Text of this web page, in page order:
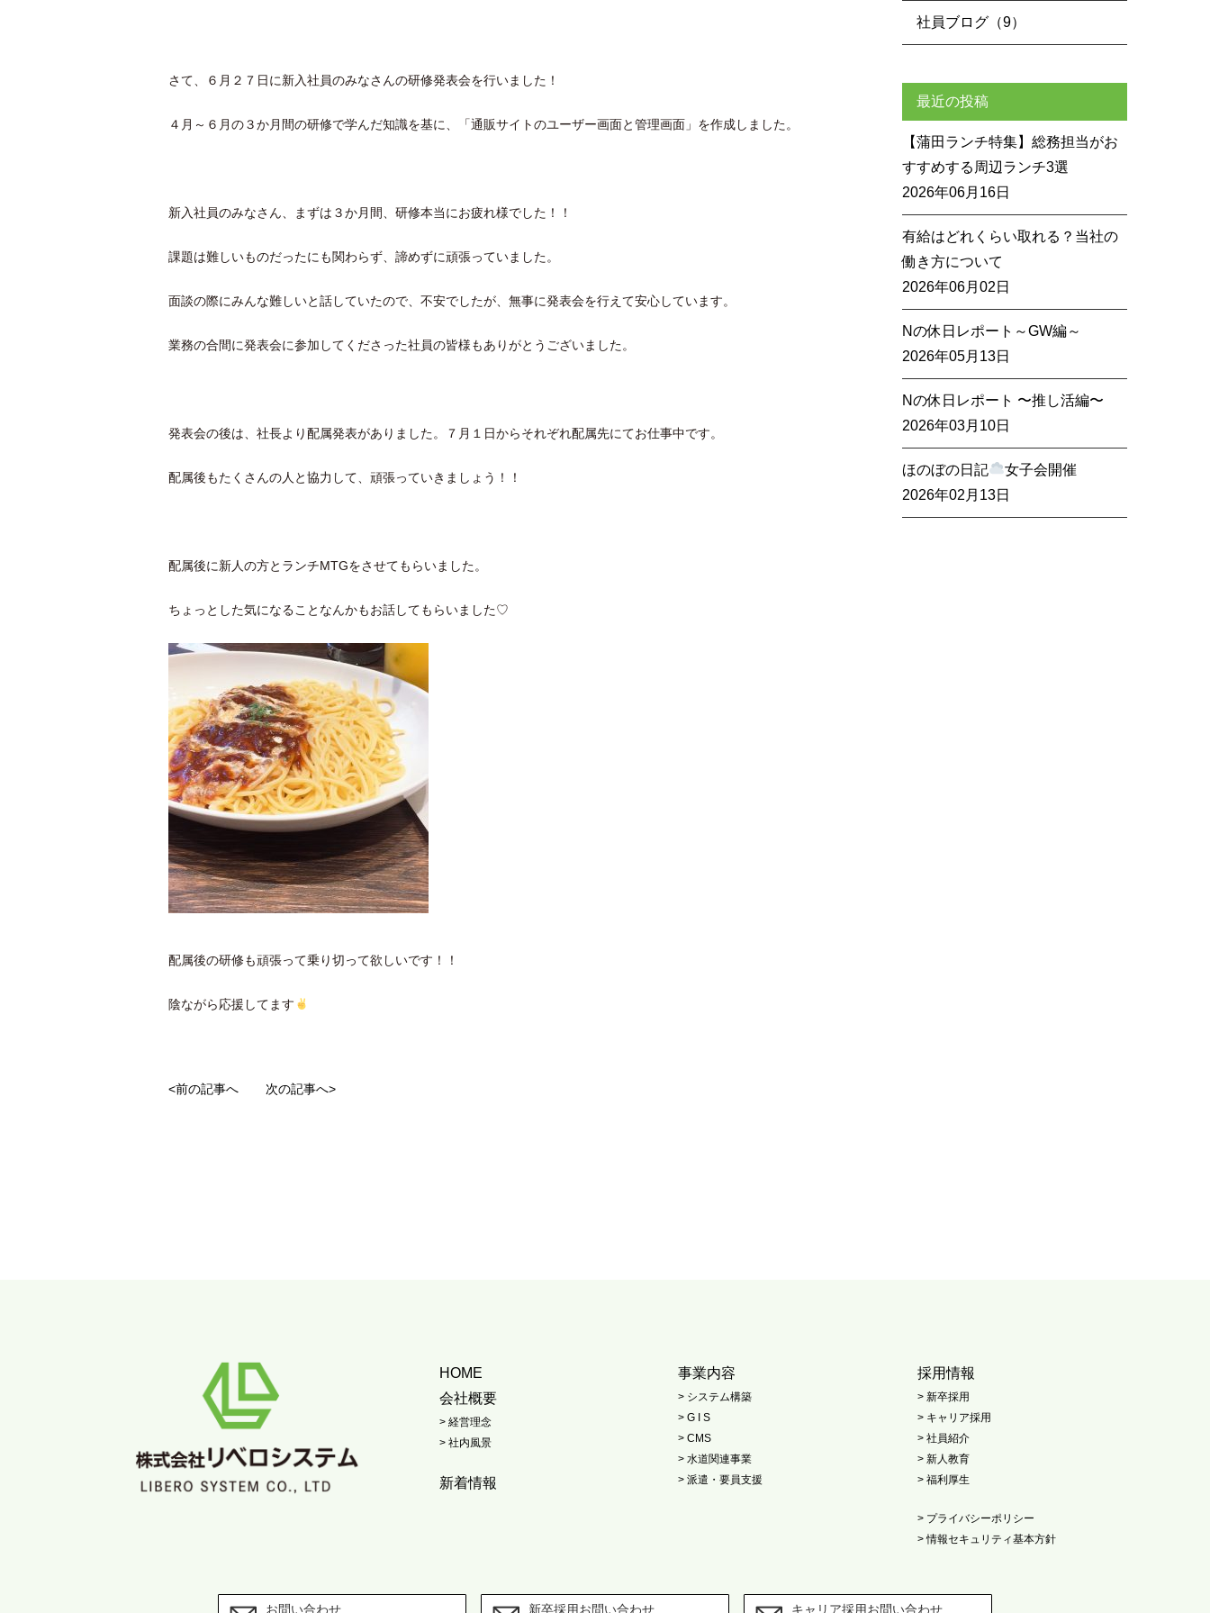
さて、６月２７日に新入社員のみなさんの研修発表会を行いました！
４月～６月の３か月間の研修で学んだ知識を基に、「通販サイトのユーザー画面と管理画面」を作成しました。
新入社員のみなさん、まずは３か月間、研修本当にお疲れ様でした！！
課題は難しいものだったにも関わらず、諦めずに頑張っていました。
面談の際にみんな難しいと話していたので、不安でしたが、無事に発表会を行えて安心しています。
業務の合間に発表会に参加してくださった社員の皆様もありがとうございました。
発表会の後は、社長より配属発表がありました。７月１日からそれぞれ配属先にてお仕事中です。
配属後もたくさんの人と協力して、頑張っていきましょう！！
配属後に新人の方とランチMTGをさせてもらいました。
ちょっとした気になることなんかもお話してもらいました♡
配属後の研修も頑張って乗り切って欲しいです！！
陰ながら応援してます
<前の記事へ 次の記事へ>
社員ブログ（9）
最近の投稿
【蒲田ランチ特集】総務担当がお
すすめする周辺ランチ3選
2026年06月16日
有給はどれくらい取れる？当社の
働き方について
2026年06月02日
Nの休日レポート～GW編～
2026年05月13日
Nの休日レポート 〜推し活編〜
2026年03月10日
ほのぼの日記
女子会開催
2026年02月13日
HOME
会社概要
> 経営理念
> 社内風景
新着情報
事業内容
> システム構築
> G I S
> CMS
> 水道関連事業
> 派遣・要員支援
採用情報
> 新卒採用
> キャリア採用
> 社員紹介
> 新人教育
> 福利厚生
> プライバシーポリシー
> 情報セキュリティ基本方針
お問い合わせ 新卒採用お問い合わせ キャリア採用お問い合わせ